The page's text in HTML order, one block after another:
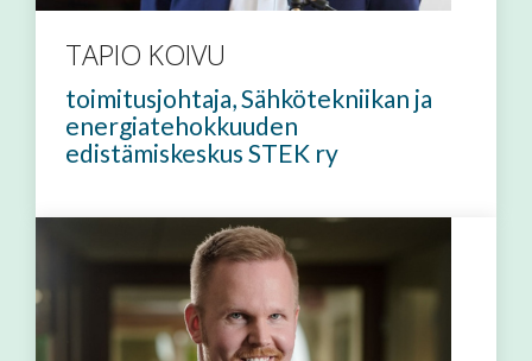
TAPIO KOIVU
toimitusjohtaja, Sähkötekniikan ja
energiatehokkuuden
edistämiskeskus STEK ry